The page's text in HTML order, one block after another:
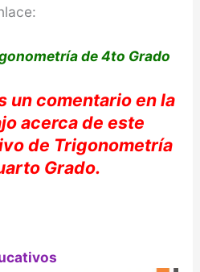
de 4to Grado
un comentario en la
acerca de este
de Trigonometría
Grado.